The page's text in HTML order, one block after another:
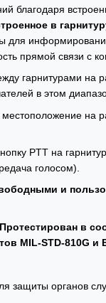
благодаря
в
прямой связи с
гарнитурами на
в этом
на
PTT на
голосом).
и
в
MIL-STD-810G и
защиты органов